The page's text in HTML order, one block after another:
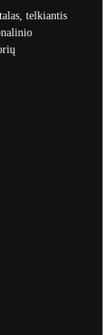
telkiantis